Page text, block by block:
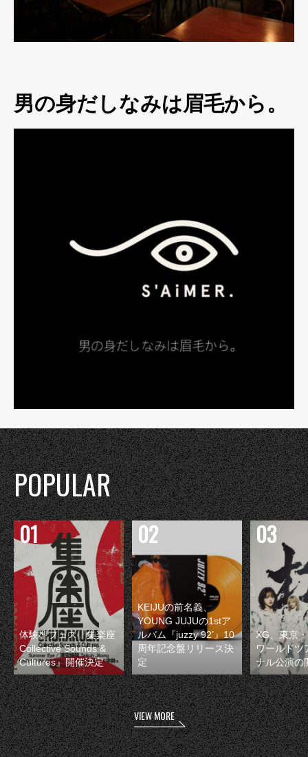
男の身だしなみは眉毛から。
POPULAR
体験型フェス『集楽座
Collective Sounds &
Cultures』開催決定
KEIJUの前名義、
YOUNG JUJUの1stア
ルバム『juzzy 92’』10
周年記念盤リリース決
定
XG、東京
ワールドツ
ナル公演の
VIEW MORE